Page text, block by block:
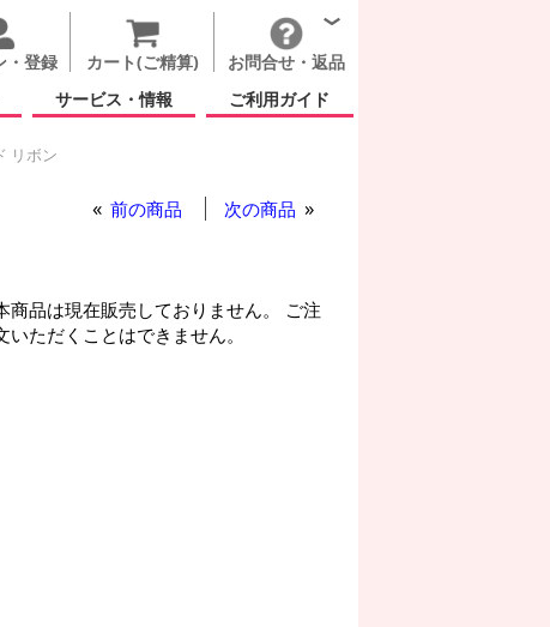
・登録 カート(ご精算)
お問合せ・返品
サービス・情報 ご利用ガイド
リボン
前の商品 次の商品
商品は現在販売しておりません。 ご注
いただくことはできません。